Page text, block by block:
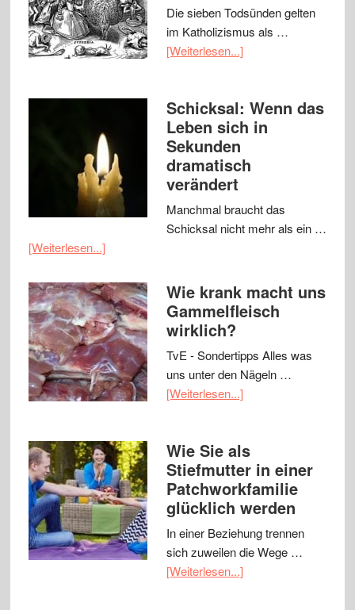
Die sieben Todsünden gelten
im Katholizismus als …
[Weiterlesen...]
Schicksal: Wenn das
Leben sich in
Sekunden
dramatisch
verändert
Manchmal braucht das
Schicksal nicht mehr als ein …
[Weiterlesen...]
Wie krank macht uns
Gammelfleisch
wirklich?
TvE - Sondertipps Alles was
uns unter den Nägeln …
[Weiterlesen...]
Wie Sie als
Stiefmutter in einer
Patchworkfamilie
glücklich werden
In einer Beziehung trennen
sich zuweilen die Wege …
[Weiterlesen...]